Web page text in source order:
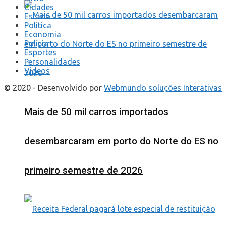
Mais de 50 mil carros importados
desembarcaram em porto do Norte do ES no
primeiro semestre de 2026
Cidades
Estado
Política
Economia
Polícia
Esportes
Personalidades
Videos
© 2020 - Desenvolvido por Webmundo soluções Interativas